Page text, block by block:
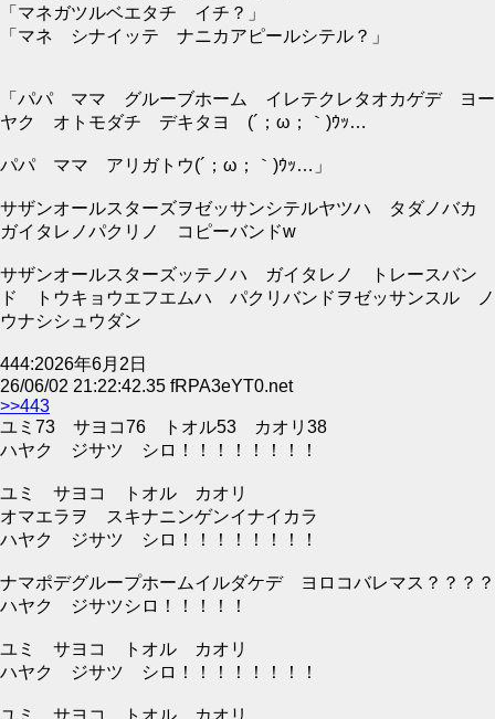
「マネガツルベエタチ イチ？」
「マネ シナイッテ ナニカアピールシテル？」
「パパ ママ グルーブホーム イレテクレタオカゲデ ヨー
ヤク オトモダチ デキタヨ (´；ω；｀)ｳｯ…
パパ ママ アリガトウ(´；ω；｀)ｳｯ…」
サザンオールスターズヲゼッサンシテルヤツハ タダノバカ
ガイタレノパクリノ コピーバンドw
サザンオールスターズッテノハ ガイタレノ トレースバン
ド トウキョウエフエムハ パクリバンドヲゼッサンスル ノ
ウナシシュウダン
444:2026年6月2日
26/06/02 21:22:42.35 fRPA3eYT0.net
>>443
ユミ73 サヨコ76 トオル53 カオリ38
ハヤク ジサツ シロ！！！！！！！！
ユミ サヨコ トオル カオリ
オマエラヲ スキナニンゲンイナイカラ
ハヤク ジサツ シロ！！！！！！！！
ナマポデグループホームイルダケデ ヨロコバレマス？？？？
ハヤク ジサツシロ！！！！！
ユミ サヨコ トオル カオリ
ハヤク ジサツ シロ！！！！！！！！
ユミ サヨコ トオル カオリ